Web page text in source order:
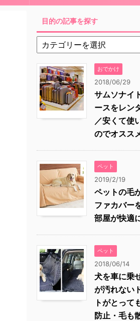
目的の記事を探す
おでかけ
2018/06/29
サムソナイ
ースをレン
／安くて使
のでオスス
ペット
2019/2/19
ペットの毛
ファカバー
部屋が快適
ペット
2018/06/14
犬を車に乗
が汚れない
トがとって
防止・毛も